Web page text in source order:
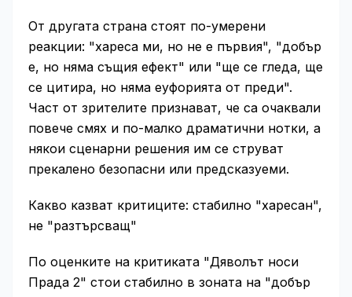
От другата страна стоят по-умерени
реакции: "хареса ми, но не е първия", "добър
е, но няма същия ефект" или "ще се гледа, ще
се цитира, но няма еуфорията от преди".
Част от зрителите признават, че са очаквали
повече смях и по-малко драматични нотки, а
някои сценарни решения им се струват
прекалено безопасни или предсказуеми.
Какво казват критиците: стабилно "харесан",
не "разтърсващ"
По оценките на критиката "Дяволът носи
Прада 2" стои стабилно в зоната на "добър